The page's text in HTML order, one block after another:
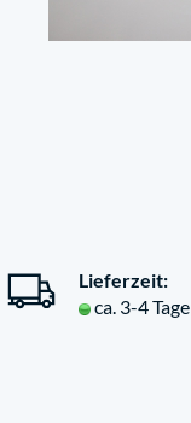
Lieferzeit:
ca. 3-4 Tage